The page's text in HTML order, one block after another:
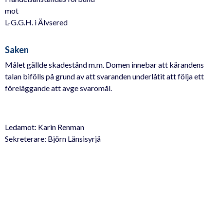
mot
L-G.G.H. i Älvsered
Saken
Målet gällde skadestånd m.m. Domen innebar att kärandens
talan bifölls på grund av att svaranden underlåtit att följa ett
föreläggande att avge svaromål.
Ledamot: Karin Renman
Sekreterare: Björn Länsisyrjä